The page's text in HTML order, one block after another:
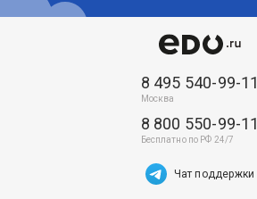
8 495 540-99-11
8 800 550-99-11
Чат поддержки